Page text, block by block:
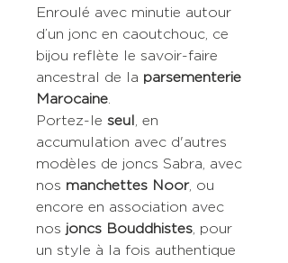
Enroulé avec minutie autour
d’un jonc en caoutchouc, ce
bijou reflète le savoir-faire
ancestral de la parsementerie
Marocaine
Portez-le seul , en
accumulation avec d'autres
modèles de joncs Sabra, avec
nos manchettes Noor, ou
encore en association avec
nos joncs Bouddhistes , pour
un style à la fois authentique